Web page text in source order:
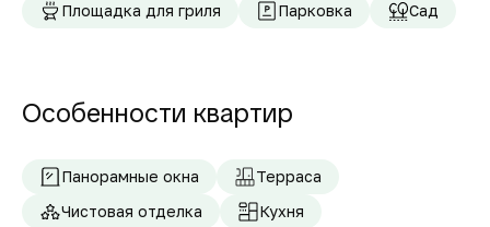
Площадка для гриля
Парковка Сад
Особенности квартир
Панорамные окна
Терраса
Чистовая отделка
Кухня